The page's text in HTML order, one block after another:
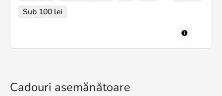
Sub 100 lei
Cadouri asemănătoare